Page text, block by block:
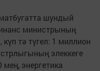
шундый
министрының
тә түгел: 1 миллион
элеккеге
энергетика